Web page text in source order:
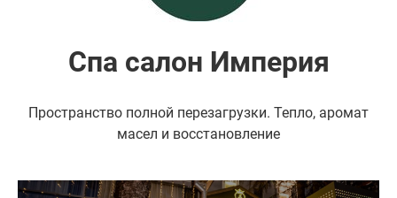
Спа салон Империя
Пространство полной перезагрузки. Тепло, аромат
масел и восстановление